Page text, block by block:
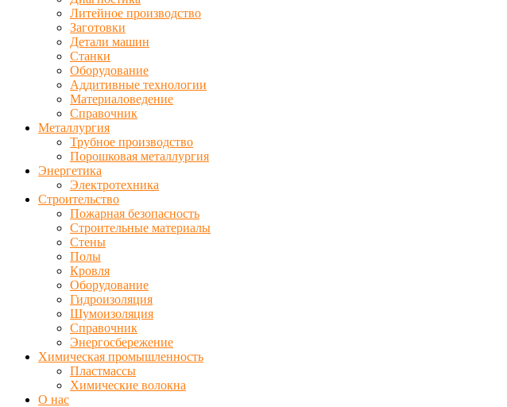
Литейное производство
Заготовки
Детали машин
Станки
Оборудование
Аддитивные технологии
Материаловедение
Справочник
Металлургия
Трубное производство
Порошковая металлургия
Энергетика
Электротехника
Строительство
Пожарная безопасность
Строительные материалы
Стены
Полы
Кровля
Оборудование
Гидроизоляция
Шумоизоляция
Справочник
Энергосбережение
Химическая промышленность
Пластмассы
Химические волокна
О нас